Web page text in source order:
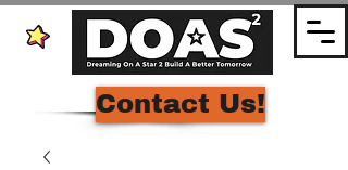
Contact Us!